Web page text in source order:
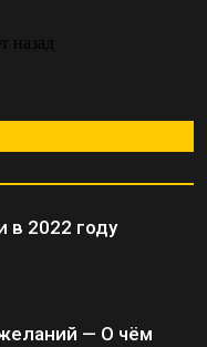
в 2022 году
— О чём